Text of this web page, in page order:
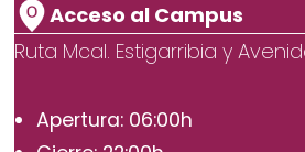
Acceso al Campus
Ruta Mcal. Estigarribia y
Apertura: 06:00h